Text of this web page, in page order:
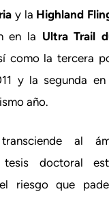
y la Highland
en la Ultra Trail
como la tercera
y la segunda en
año.
al
tesis doctoral
riesgo que